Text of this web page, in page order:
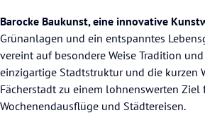
Barocke Baukunst, eine innovative
Grünanlagen und ein entspanntes
vereint auf besondere Weise Tradition
einzigartige Stadtstruktur und die kurzen
Fächerstadt zu einem lohnenswerten Ziel
Wochenendausflüge und Städtereisen.